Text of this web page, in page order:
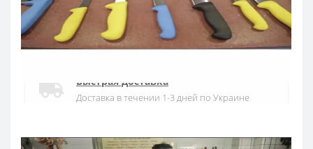
Официальный дистрибьютор
Официальный дистрибьютор ARCOS в
Украине
Быстрая доставка
Доставка в течении 1-3 дней по Украине
Гарантия качества